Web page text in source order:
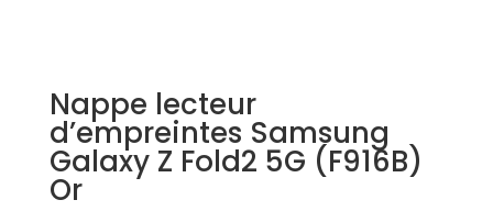
Nappe lecteur
d’empreintes Samsung
Galaxy Z Fold2 5G (F916B)
Or